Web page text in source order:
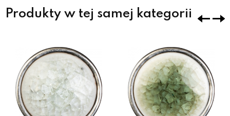
Produkty w tej samej kategorii